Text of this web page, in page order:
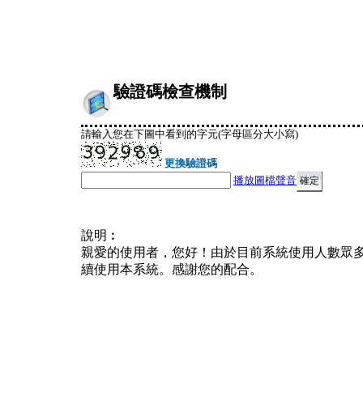
驗證碼檢查機制
請輸入您在下圖中看到的字元(字母區分大小寫)
更換驗證碼
播放圖檔聲音
說明︰
親愛的使用者，您好！由於目前系統使用人數眾
續使用本系統。感謝您的配合。